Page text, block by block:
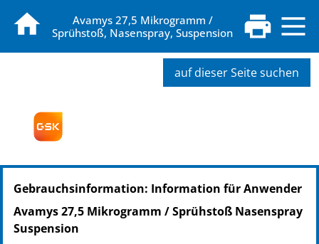
Avamys 27,5 Mikrogramm /
Sprühstoß, Nasenspray, Suspension
auf dieser Seite suchen
PZN: 01329937
PPN: 110132993727
NTIN: 04150013299376
PZN: 02425979
Gebrauchsinformation: Information für Anwender
Avamys 27,5 Mikrogramm / Sprühstoß Nasenspray
Suspension